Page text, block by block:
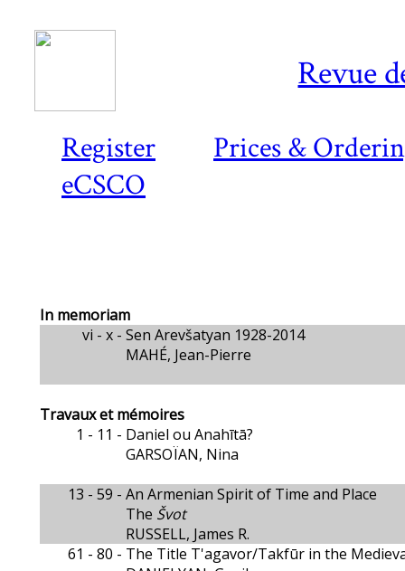
Register
Prices &
eCSCO
Revue
In memoriam
vi - x - Sen Arevšatyan 1928-2014
MAHÉ, Jean-Pierre
Travaux et mémoires
1 - 11 - Daniel ou Anahītā?
GARSOÏAN, Nina
13 - 59 - An Armenian Spirit of Time and Place
The Švot
RUSSELL, James R.
61 - 80 - The Title T'agavor/Takfūr in the